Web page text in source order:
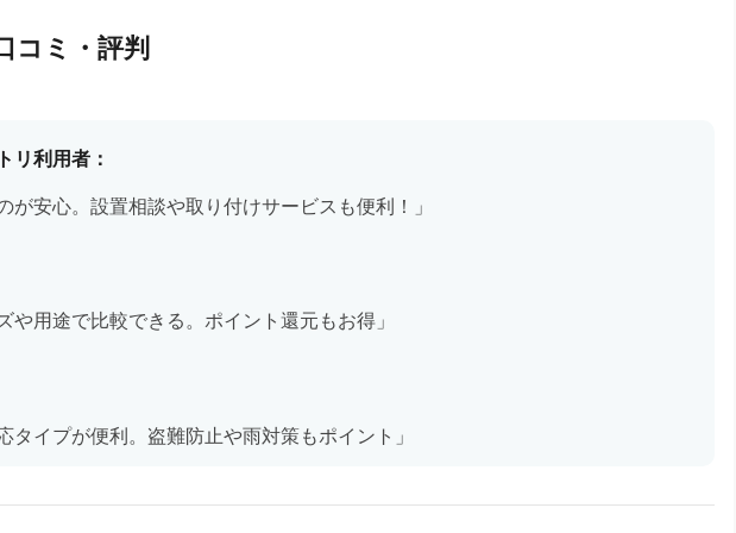
コミ・評判
リ利用者：
が安心。設置相談や取り付けサービスも便利！」
や用途で比較できる。ポイント還元もお得」
タイプが便利。盗難防止や雨対策もポイント」